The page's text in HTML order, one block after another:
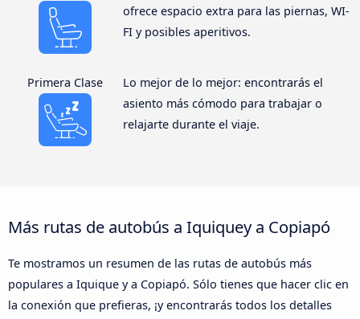
ofrece espacio extra para las piernas, WI-
FI y posibles aperitivos.
Primera Clase
Lo mejor de lo mejor: encontrarás el
asiento más cómodo para trabajar o
relajarte durante el viaje.
Más rutas de autobús a Iquiquey a Copiapó
Te mostramos un resumen de las rutas de autobús más
populares a Iquique y a Copiapó. Sólo tienes que hacer clic en
la conexión que prefieras, ¡y encontrarás todos los detalles